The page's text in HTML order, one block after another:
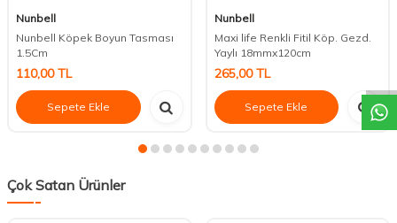
Nunbell
Nunbell Köpek Boyun Tasması
1.5Cm
110,00TL
Sepete Ekle
Nunbell
Maxi life Renkli Fitil Köp. Gezd.
Yaylı 18mmx120cm
265,00TL
Sepete Ekle
Çok Satan Ürünler